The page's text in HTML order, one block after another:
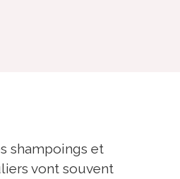
shampoings et
vont souvent